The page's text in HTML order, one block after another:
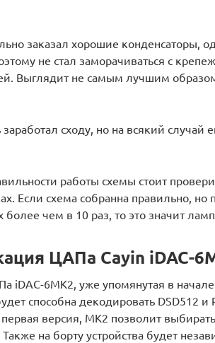
заказал хорошие конденсаторы,
не стал заморачиваться с
Выглядит не самым лучшим
сходу, но на всякий случай
работы схемы стоит
Если схема собранна правильно,
более чем в 10 раз, то это значит
ЦАПа Cayin iDAC-
6MK2, уже упомянутая в начале
способна декодировать DSD512 и
первая версия, MK2 позволит
на борту устройства будет